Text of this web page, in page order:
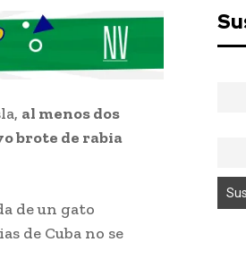
al menos dos
brote de rabia
de un gato
de Cuba no se